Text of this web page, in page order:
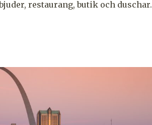
restaurang, butik och duschar.